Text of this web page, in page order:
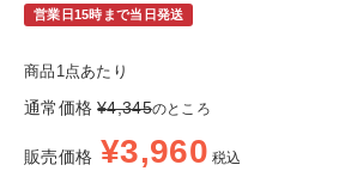
営業日15時まで当日発送
商品1点あたり
通常価格 ¥4,345のところ
販売価格 ¥3,960 税込